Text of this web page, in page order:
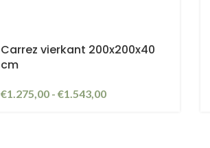
Carrez vierkant 200x200x40
cm
€1.275,00 - €1.543,00